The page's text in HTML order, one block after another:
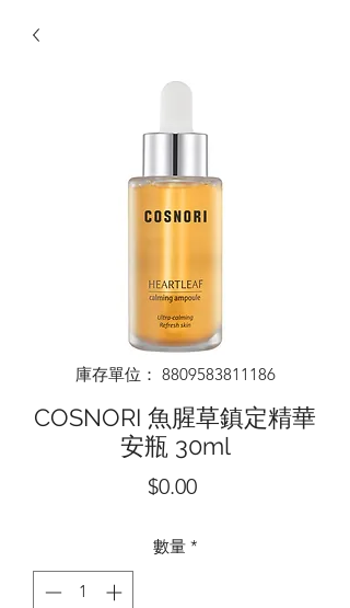
庫存單位： 8809583811186
COSNORI 魚腥草鎮定精華
安瓶 30ml
$0.00價
數量 *